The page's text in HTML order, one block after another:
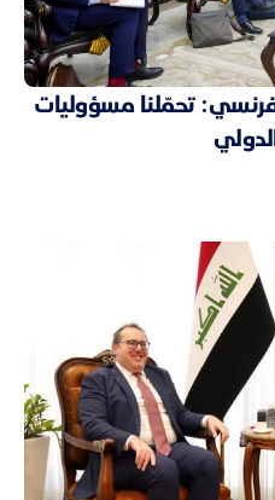
تحمّلنا مسؤوليات